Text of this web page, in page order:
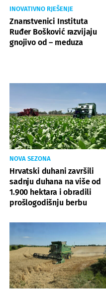
INOVATIVNO RJEŠENJE
Znanstvenici Instituta
Ruđer Bošković razvijaju
gnojivo od – meduza
NOVA SEZONA
Hrvatski duhani završili
sadnju duhana na više od
1.900 hektara i obradili
prošlogodišnju berbu